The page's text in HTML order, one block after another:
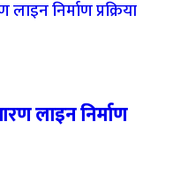
लाइन निर्माण